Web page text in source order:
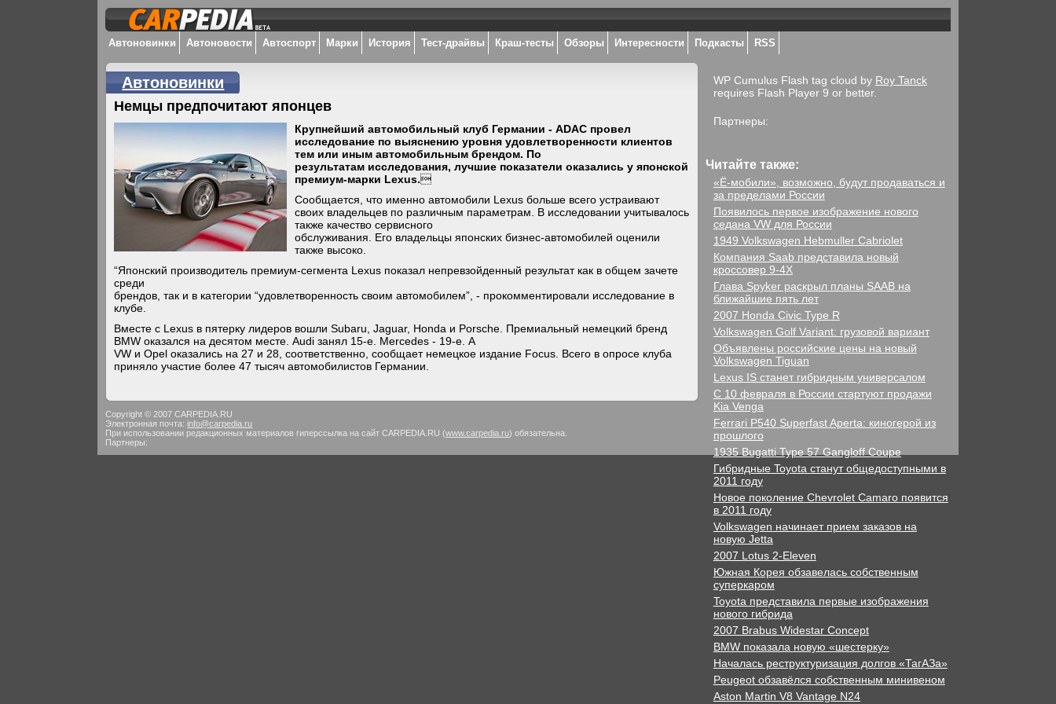
Автоновинки Автоновости Автоспорт Марки История Тест-драйвы Краш-тесты Обзоры Интересности Подкасты RSS
Автоновинки
Немцы предпочитают японцев
Крупнейший автомобильный клуб Германии - ADAC провел
исследование по выяснению уровня удовлетворенности клиентов
тем или иным автомобильным брендом. По
результатам исследования, лучшие показатели оказались у японской
премиум-марки Lexus.
Сообщается, что именно автомобили Lexus больше всего устраивают
своих владельцев по различным параметрам. В исследовании учитывалось
также качество сервисного
обслуживания. Его владельцы японских бизнес-автомобилей оценили
также высоко.
“Японский производитель премиум-сегмента Lexus показал непревзойденный результат как в общем зачете
среди
брендов, так и в категории “удовлетворенность своим автомобилем”, - прокомментировали исследование в
клубе.
Вместе с Lexus в пятерку лидеров вошли Subaru, Jaguar, Honda и Porsche. Премиальный немецкий бренд
BMW оказался на десятом месте. Audi занял 15-е. Mercedes - 19-е. А
VW и Opel оказались на 27 и 28, соответственно, сообщает немецкое издание Focus. Всего в опросе клуба
приняло участие более 47 тысяч автомобилистов Германии.
WP Cumulus Flash tag cloud by Roy Tanck
requires Flash Player 9 or better.
Партнеры:
Читайте также:
«Ё-мобили», возможно, будут продаваться и
за пределами России
Появилось первое изображение нового
седана VW для России
1949 Volkswagen Hebmuller Cabriolet
Компания Saab представила новый
кроссовер 9-4X
Глава Spyker раскрыл планы SAAB на
ближайшие пять лет
2007 Honda Civic Type R
Volkswagen Golf Variant: грузовой вариант
Объявлены российские цены на новый
Volkswagen Tiguan
Lexus IS станет гибридным универсалом
С 10 февраля в России стартуют продажи
Kia Venga
Ferrari P540 Superfast Aperta: киногерой из
прошлого
1935 Bugatti Type 57 Gangloff Coupe
Гибридные Toyota станут общедоступными в
2011 году
Новое поколение Chevrolet Camaro появится
в 2011 году
Volkswagen начинает прием заказов на
новую Jetta
2007 Lotus 2-Eleven
Южная Корея обзавелась собственным
суперкаром
Toyota представила первые изображения
нового гибрида
2007 Brabus Widestar Concept
BMW показала новую «шестерку»
Началась реструктуризация долгов «ТагАЗа»
Peugeot обзавёлся собственным минивеном
Aston Martin V8 Vantage N24
Copyright © 2007 CARPEDIA.RU
Электронная почта: info@carpedia.ru
При использовании редакционных материалов гиперссылка на сайт CARPEDIA.RU (www.carpedia.ru) обязательна.
Партнеры: